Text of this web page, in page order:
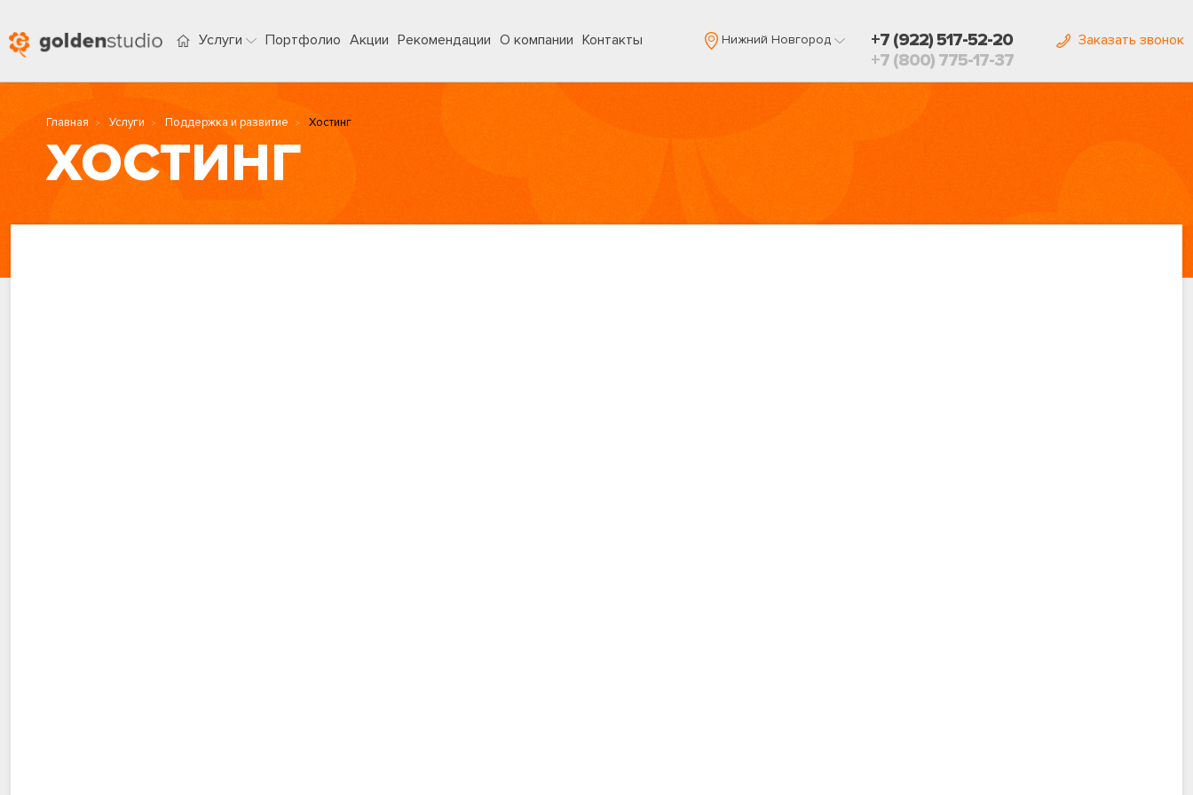
Услуги Портфолио Акции Рекомендации О компании Контакты Нижний Новгород
+7 (922) 517-52-20
+7 (800) 775-17-37
Заказать звонок
Главная Услуги Поддержка и развитие Хостинг
ХОСТИНГ